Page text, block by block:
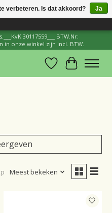
×
30117559___ BTW.Nr:
in onze winkel zijn incl. BTW.
Verlanglijst
Meest bekeken
verbeteren. Is dat akkoord?
Ja